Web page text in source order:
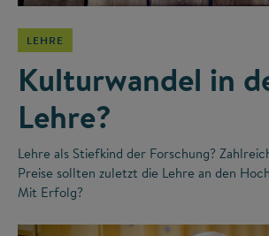
LEHRE
Kulturwandel in
Lehre?
Lehre als Stiefkind der Forschung?
Preise sollten zuletzt die Lehre an den
Mit Erfolg?